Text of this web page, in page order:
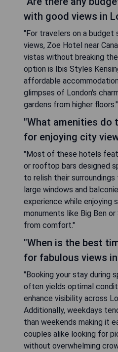
with good views in
"For travelers on a budget
views, Zoe Hotel near
vistas without breaking
option is Ibis Styles
affordable
glimpses of London's
gardens from higher floors."
"What amenities do
for enjoying city
"Most of these hotels
or rooftop bars designed
to relish their
large windows and
experience while enjoying
monuments like Big Ben or
from comfort."
"When is the best
for fabulous views
"Booking your stay during
often yields optimal
enhance visibility across
Additionally, weekdays
than weekends making it
couples alike looking for
without overwhelming